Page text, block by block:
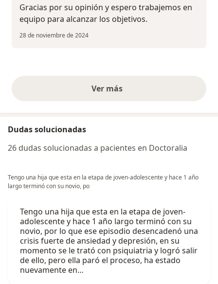
Gracias por su opinión y espero trabajemos en
equipo para alcanzar los objetivos.
28 de noviembre de 2024
Ver másopiniones anteriores
Dudas solucionadas
26 dudas solucionadas a pacientes en Doctoralia
Tengo una hija que esta en la etapa de joven-adolescente y hace 1 año
largo terminó con su novio, po
Tengo una hija que esta en la etapa de joven-
adolescente y hace 1 año largo terminó con su
novio, por lo que ese episodio desencadenó una
crisis fuerte de ansiedad y depresión, en su
momento se le trató con psiquiatria y logró salir
de ello, pero ella paró el proceso, ha estado
nuevamente en…